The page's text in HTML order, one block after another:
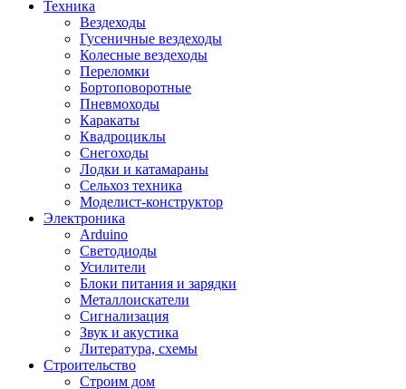
Техника
Вездеходы
Гусеничные вездеходы
Колесные вездеходы
Переломки
Бортоповоротные
Пневмоходы
Каракаты
Квадроциклы
Снегоходы
Лодки и катамараны
Сельхоз техника
Моделист-конструктор
Электроника
Arduino
Светодиоды
Усилители
Блоки питания и зарядки
Металлоискатели
Сигнализация
Звук и акустика
Литература, схемы
Строительство
Строим дом